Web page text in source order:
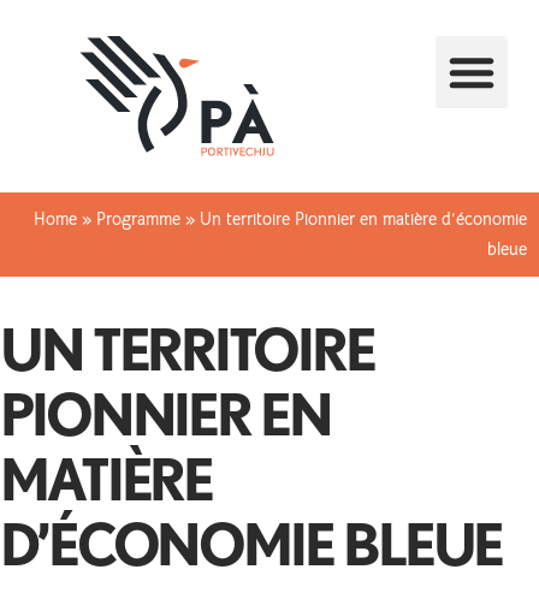
Home » Programme » Un territoire Pionnier en matière d’économie
bleue
UN TERRITOIRE
PIONNIER EN
MATIÈRE
D’ÉCONOMIE BLEUE